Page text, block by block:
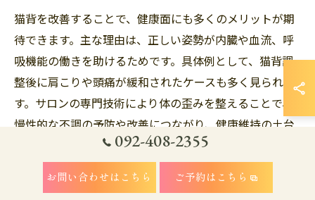
猫背を改善することで、健康面にも多くのメリットが期
待できます。主な理由は、正しい姿勢が内臓や血流、呼
吸機能の働きを助けるためです。具体例として、猫背調
整後に肩こりや頭痛が緩和されたケースも多く見られま
す。サロンの専門技術により体の歪みを整えることで、
慢性的な不調の予防や改善につながり、健康維持の土台
猫背調整で日常生活が快適になる理由
092-408-2355
お問い合わせはこちら ご予約はこちら